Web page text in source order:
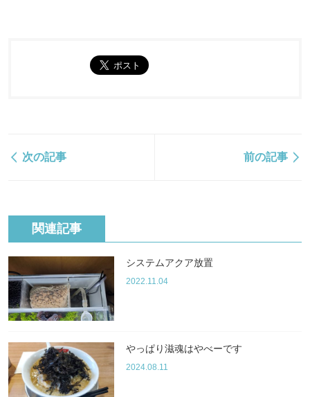
次の記事 前の記事
関連記事
システムアクア放置
2022.11.04
やっぱり滋魂はやべーです
2024.08.11